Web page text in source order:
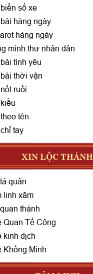
số xe
hàng ngày
hàng ngày
minh thư nhân dân
tình yêu
thời vận
ruồi
tên
tay
XIN LỘC THÁNH
quân
linh xâm
thánh
Quan Tế Công
kinh dịch
Khổng Minh